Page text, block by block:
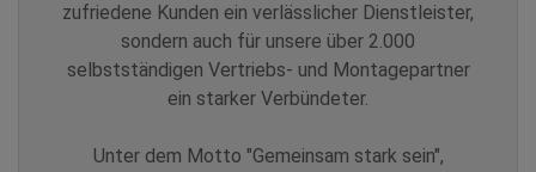
zufriedene Kunden ein verlässlicher Dienstleister,
sondern auch für unsere über 2.000
selbstständigen Vertriebs- und Montagepartner
ein starker Verbündeter.
Unter dem Motto "Gemeinsam stark sein",